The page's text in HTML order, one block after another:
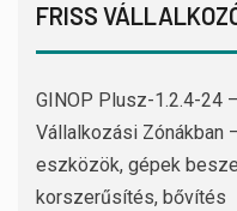
FRISS
GINOP Plusz-1.2.4-24
Vállalkozási Zónákban
eszközök, gépek
korszerűsítés, bővítés